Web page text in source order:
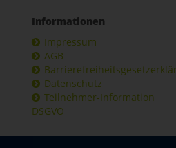
Informationen
Impressum
AGB
Datenschutz
Teilnehmer-Information
DSGVO